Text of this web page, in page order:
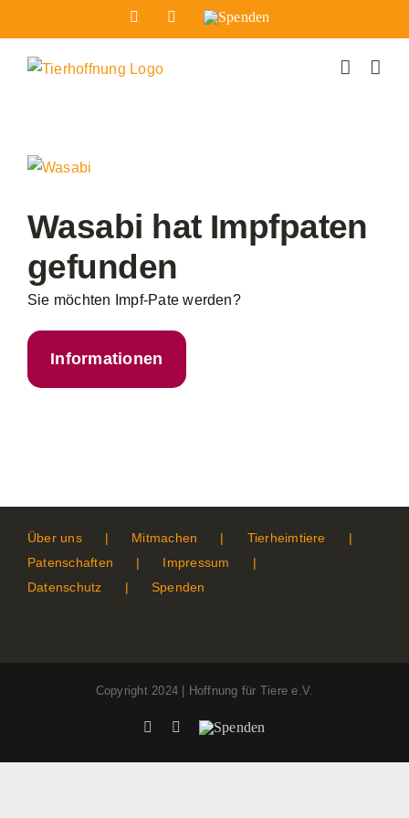
Inhalt
springen
FacebookInstagram
Spenden
Zeige
Bild
Wasabi hat Impfpaten
gefunden
Sie möchten Impf-Pate werden?
Informationen
Über uns Mitmachen
Tierheimtiere
Patenschaften
Impressum
Datenschutz
Spenden
Copyright 2024 | Hoffnung für Tiere e.V.
FacebookInstagram
Spenden